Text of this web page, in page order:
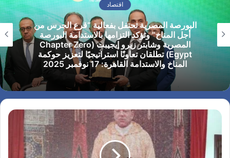
اقتصاد
البورصة المصرية تحتفل بفعالية “قرع الجرس من
أجل المناخ” وتؤكد التزامها بالاستدامة البورصة
المصرية وشابتر زيرو إيجيبت (Chapter Zero
Egypt) تطلقان تعاونًا استراتيجيًا لتعزيز حوكمة
المناخ والاستدامة القاهرة: 17 نوفمبر 2025